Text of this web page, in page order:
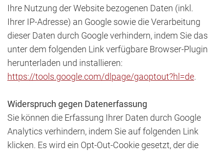
Ihre Nutzung der Website bezogenen Daten (inkl.
Ihrer IP-Adresse) an Google sowie die Verarbeitung
dieser Daten durch Google verhindern, indem Sie das
unter dem folgenden Link verfügbare Browser-Plugin
herunterladen und installieren:
https://tools.google.com/dlpage/gaoptout?hl=de.
Widerspruch gegen Datenerfassung
Sie können die Erfassung Ihrer Daten durch Google
Analytics verhindern, indem Sie auf folgenden Link
klicken. Es wird ein Opt-Out-Cookie gesetzt, der die